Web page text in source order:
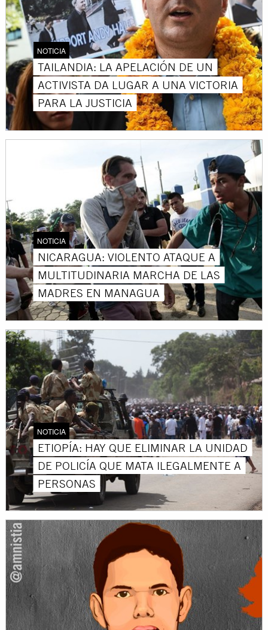
NOTICIA
TAILANDIA: LA APELACIÓN DE UN
ACTIVISTA DA LUGAR A UNA VICTORIA
PARA LA JUSTICIA
NOTICIA
NICARAGUA: VIOLENTO ATAQUE A
MULTITUDINARIA MARCHA DE LAS
MADRES EN MANAGUA
NOTICIA
ETIOPÍA: HAY QUE ELIMINAR LA UNIDAD
DE POLICÍA QUE MATA ILEGALMENTE A
PERSONAS